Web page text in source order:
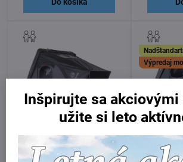
iKamper SkyCamp Mini 3.0
Rocky Black
Výpredaj
iKamper
Inšpirujte sa akciovými
užite si leto